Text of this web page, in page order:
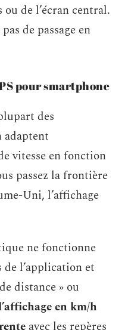
de l’écran central.
de passage en
pour smartphone
des
adaptent
vitesse en fonction
passez la frontière
Uni, l’affichage
ne fonctionne
de l’application et
distance » ou
en km/h